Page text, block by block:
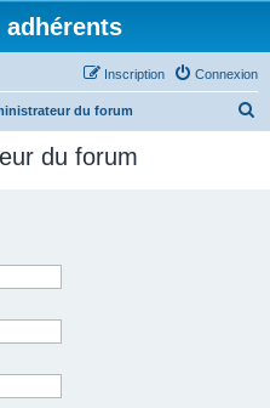
adhérents
Connexion
Inscription
du forum
du forum